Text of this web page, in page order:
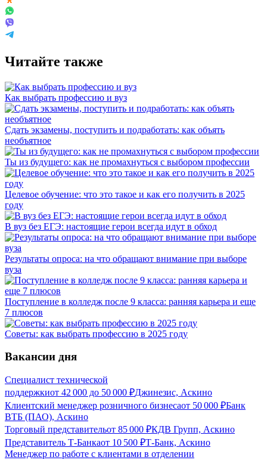
Читайте также
Как выбрать профессию и вуз
Сдать экзамены, поступить и подработать: как объять
необъятное
Ты из будущего: как не промахнуться с выбором профессии
Целевое обучение: что это такое и как его получить в 2025
году
В вуз без ЕГЭ: настоящие герои всегда идут в обход
Результаты опроса: на что обращают внимание при выборе
вуза
Поступление в колледж после 9 класса: ранняя карьера и еще
7 плюсов
Советы: как выбрать профессию в 2025 году
Вакансии дня
Специалист технической
поддержкиот 42 000 до 50 000 ₽Джинезис, Аскино
Клиентский менеджер розничного бизнесаот 50 000 ₽Банк
ВТБ (ПАО), Аскино
Торговый представительот 85 000 ₽КДВ Групп, Аскино
Представитель Т-Банкаот 10 500 ₽Т-Банк, Аскино
Менеджер по работе с клиентами в отделении